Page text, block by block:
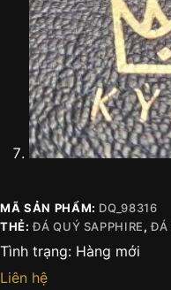
MÃ SẢN PHẨM: DQ_98316
THẺ:ĐÁ QUÝ SAPPHIRE,ĐÁ
Tình trạng: Hàng mới
Liên hệ